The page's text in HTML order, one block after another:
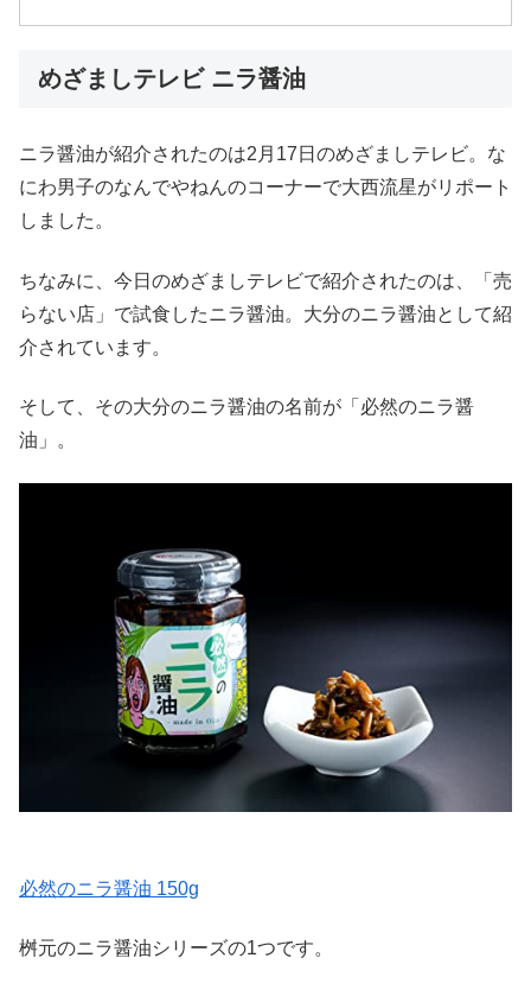
めざましテレビ ニラ醤油
ニラ醤油が紹介されたのは2月17日のめざましテレビ。な
にわ男子のなんでやねんのコーナーで大西流星がリポート
しました。
ちなみに、今日のめざましテレビで紹介されたのは、「売
らない店」で試食したニラ醤油。大分のニラ醤油として紹
介されています。
そして、その大分のニラ醤油の名前が「必然のニラ醤
油」。
必然のニラ醤油 150g
桝元のニラ醤油シリーズの1つです。